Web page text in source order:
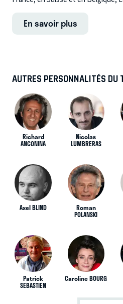
En savoir plus
AUTRES PERSONNALITÉS DU
Richard
ANCONINA
Nicolas
LUMBRERAS
Axel BLIND Roman
POLANSKI
Patrick
SEBASTIEN
Caroline BOURG